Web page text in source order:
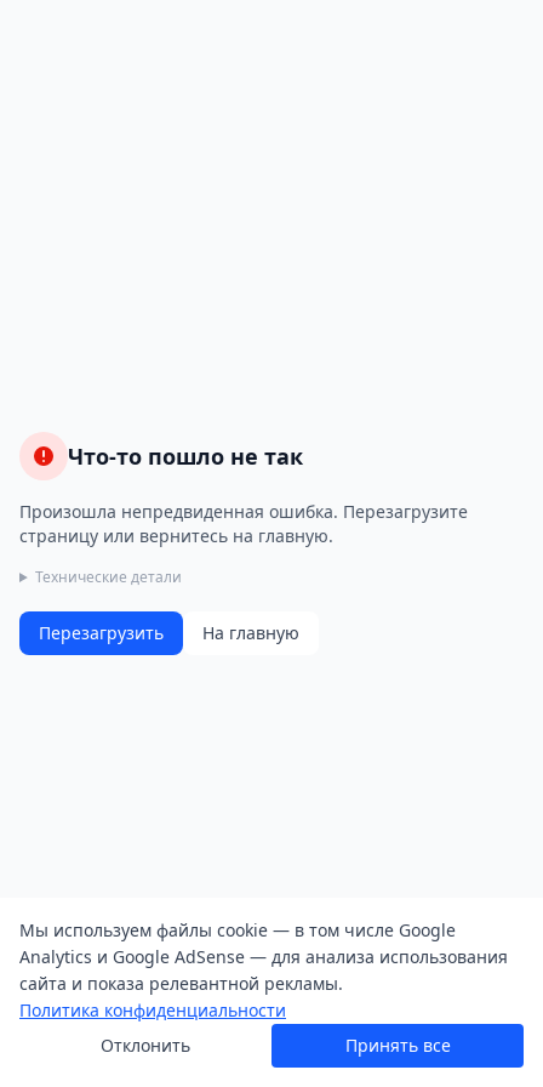
Что-то пошло не так
Произошла непредвиденная ошибка. Перезагрузите
страницу или вернитесь на главную.
Технические детали
Перезагрузить На главную
Мы используем файлы cookie — в том числе Google
Analytics и Google AdSense — для анализа использования
сайта и показа релевантной рекламы.
Политика конфиденциальности
Отклонить
Принять все